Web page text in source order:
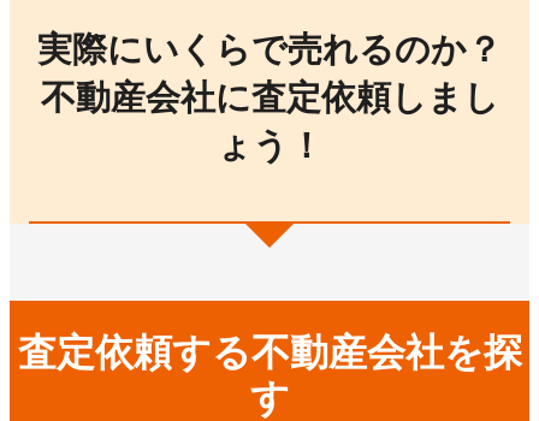
実際にいくらで売れるのか？
不動産会社に査定依頼しまし
ょう！
査定依頼する不動産会社を探
す